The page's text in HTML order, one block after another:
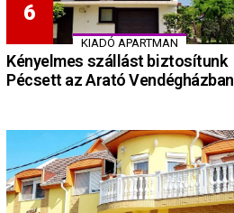
KIADÓ APARTMAN
Kényelmes szállást biztosítunk
Pécsett az Arató Vendégházban